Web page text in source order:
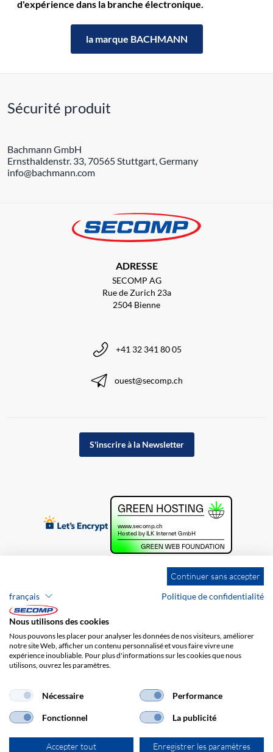
d'expérience dans la branche électronique.
la marque BACHMANN
Sécurité produit
Bachmann GmbH
Ernsthaldenstr. 33, 70565 Stuttgart, Germany
info@bachmann.com
ADRESSE
SECOMP AG
Rue de Zurich 23a
2504 Bienne
+41 32 341 80 05
ouest@secomp.ch
S'inscrire à la Newsletter
Brands
Protection des données
Frais de port
Continuer sans accepter
français
Politique de confidentialité
Nous utilisons des cookies
Nous pouvons les placer pour analyser les données de nos visiteurs, améliorer
notre site Web, afficher un contenu personnalisé et vous faire vivre une
expérience inoubliable. Pour plus d'informations sur les cookies que nous
utilisons, ouvrez les paramètres.
Nécessaire Performance
Fonctionnel La publicité
Accepter tout Enregistrer les paramètres